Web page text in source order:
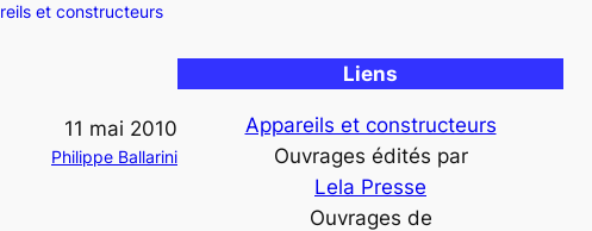
r
c
h
et constructeurs
11 mai 2010
Philippe Ballarini
Liens
Appareils et constructeurs
Ouvrages édités par
Lela Presse
Ouvrages de